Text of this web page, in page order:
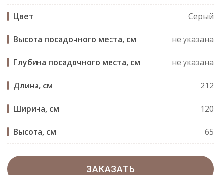
Цвет Серый
Высота посадочного места, см не указана
Глубина посадочного места, см не указана
Длина, см 212
Ширина, см 120
Высота, см 65
ЗАКАЗАТЬ